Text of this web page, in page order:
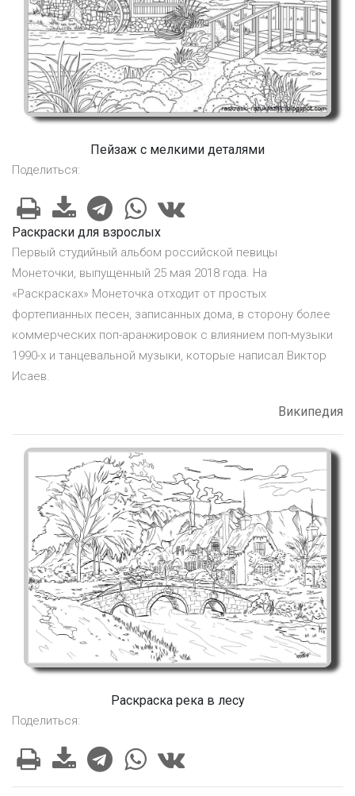
Пейзаж с мелкими деталями
Поделиться:
Раскраски для взрослых
Первый студийный альбом российской певицы
Монеточки, выпущенный 25 мая 2018 года. На
«Раскрасках» Монеточка отходит от простых
фортепианных песен, записанных дома, в сторону более
коммерческих поп-аранжировок с влиянием поп-музыки
1990-х и танцевальной музыки, которые написал Виктор
Исаев.
Википедия
Раскраска река в лесу
Поделиться: